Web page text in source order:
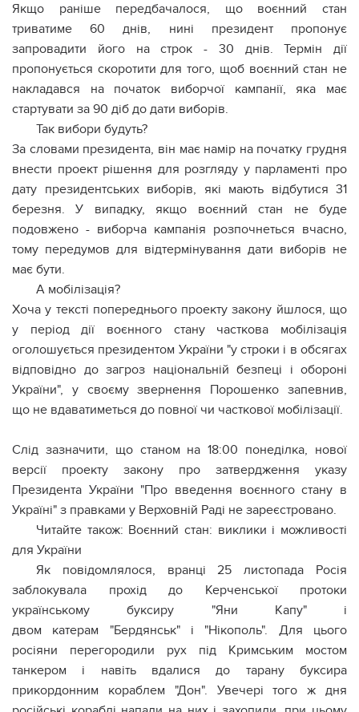
Якщо раніше передбачалося, що воєнний стан
триватиме 60 днів, нині президент пропонує
запровадити його на строк - 30 днів. Термін дії
пропонується скоротити для того, щоб воєнний стан не
накладався на початок виборчої кампанії, яка має
стартувати за 90 діб до дати виборів.
Так вибори будуть?
За словами президента, він має намір на початку грудня
внести проект рішення для розгляду у парламенті про
дату президентських виборів, які мають відбутися 31
березня. У випадку, якщо воєнний стан не буде
подовжено - виборча кампанія розпочнеться вчасно,
тому передумов для відтермінування дати виборів не
має бути.
А мобілізація?
Хоча у тексті попереднього проекту закону йшлося, що
у період дії воєнного стану часткова мобілізація
оголошується президентом України "у строки і в обсягах
відповідно до загроз національній безпеці і обороні
України", у своєму звернення Порошенко запевнив,
що не вдаватиметься до повної чи часткової мобілізації.
Слід зазначити, що станом на 18:00 понеділка, нової
версії проекту закону про затвердження указу
Президента України "Про введення воєнного стану в
Україні" з правками у Верховній Раді не зареєстровано.
Читайте також: Воєнний стан: виклики і можливості
для України
Як повідомлялося, вранці 25 листопада Росія
заблокувала прохід до Керченської протоки
українському буксиру "Яни Капу" і
двом катерам "Бердянськ" і "Нікополь". Для цього
росіяни перегородили рух під Кримським мостом
танкером і навіть вдалися до тарану буксира
прикордонним кораблем "Дон". Увечері того ж дня